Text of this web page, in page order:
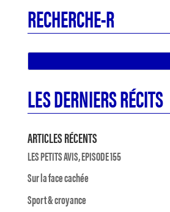
RECHERCHE-R
LES DERNIERS RÉCITS
ARTICLES RÉCENTS
LES PETITS AVIS, EPISODE 155
Sur la face cachée
Sport & croyance